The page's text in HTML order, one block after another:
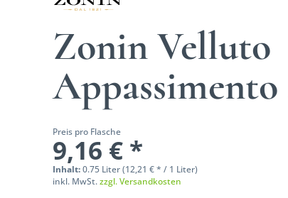
Zonin Velluto
Appassimento
Preis pro Flasche
9,16 € *
Inhalt:0.75 Liter (12,21 € * / 1 Liter)
inkl. MwSt.zzgl. Versandkosten